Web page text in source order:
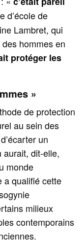
d’école de
Lambret, qui
des hommes en
protéger les
»
de protection
au sein des
un
dit-elle,
monde
a qualifié cette
milieux
contemporains